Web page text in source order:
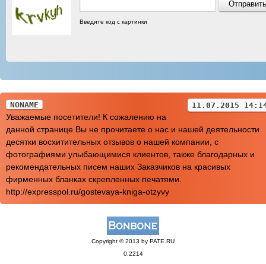
Введите код с картинки
NONAME 11.07.2015
Уважаемые посетители! К сожалению на
данной странице Вы не прочитаете о нас и нашей деятельности
десятки восхитительных отзывов о нашей компании, с
фотографиями улыбающимися клиентов, также благодарных и
рекомендательных писем наших Заказчиков на красивых
фирменных бланках скрепленных печатями.
http://expresspol.ru/gostevaya-kniga-otzyvy
Copyright © 2013 by PATE.RU
0.2214